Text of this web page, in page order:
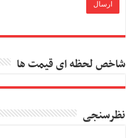
شاخص لحظه ای قیمت ها
نظرسنجی